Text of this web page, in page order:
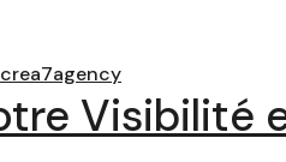
crea7agency
Visibilité